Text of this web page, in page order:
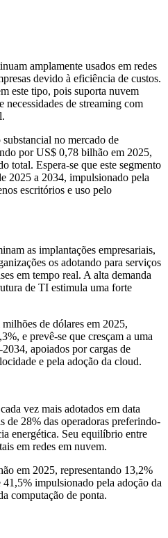
amplamente usados ​​em redes
devido à eficiência de custos.
este tipo, pois suporta nuvem
necessidades de streaming com
no mercado de
por US$ 0,78 bilhão em 2025,
total. Espera-se que este segmento
2025 a 2034, impulsionado pela
escritórios e uso pelo
as implantações empresariais,
os adotando para serviços
em tempo real. A alta demanda
de TI estimula uma forte
de dólares em 2025,
e prevê-se que cresçam a uma
apoiados por cargas de
e pela adoção da cloud.
vez mais adotados em data
de 28% das operadoras preferindo-
energética. Seu equilíbrio entre
em redes em nuvem.
em 2025, representando 13,2%
impulsionado pela adoção da
computação de ponta.